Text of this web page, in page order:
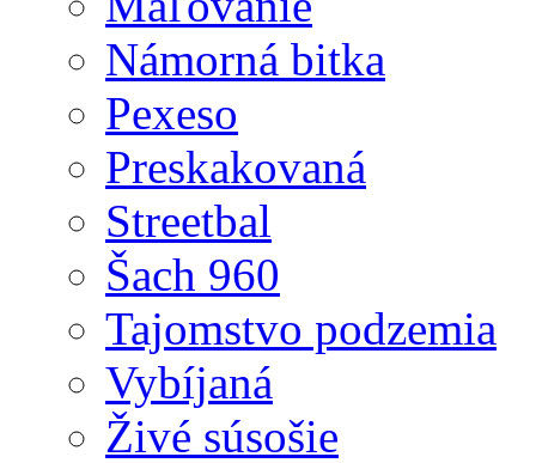
Námorná bitka
Pexeso
Preskakovaná
Streetbal
Šach 960
Tajomstvo podzemia
Vybíjaná
Živé súsošie